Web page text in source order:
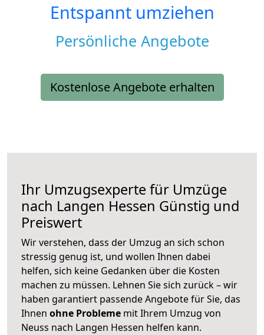
Entspannt umziehen
Persönliche Angebote
Kostenlose Angebote erhalten
Ihr Umzugsexperte für Umzüge
nach Langen Hessen Günstig und
Preiswert
Wir verstehen, dass der Umzug an sich schon
stressig genug ist, und wollen Ihnen dabei
helfen, sich keine Gedanken über die Kosten
machen zu müssen. Lehnen Sie sich zurück – wir
haben garantiert passende Angebote für Sie, das
Ihnen ohne Probleme mit Ihrem Umzug von
Neuss nach Langen Hessen helfen kann.